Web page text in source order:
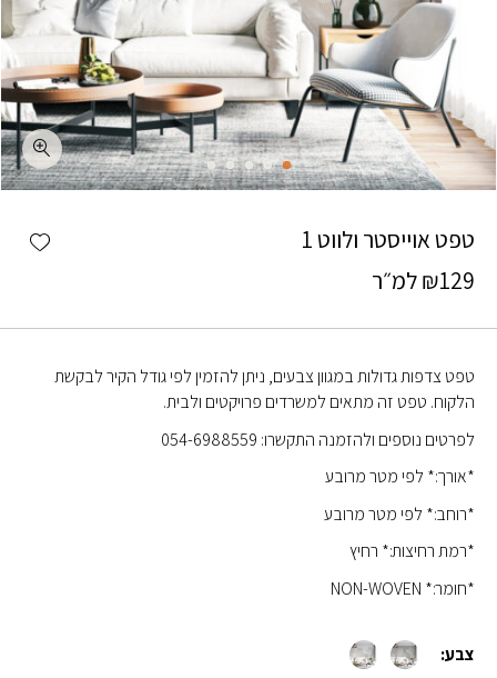
טפט אוייסטר ולווט 1
₪129 למ״ר
טפט צדפות גדולות במגוון צבעים, ניתן להזמין לפי גודל הקיר לבקשת
הלקוח. טפט זה מתאים למשרדים פרויקטים ולבית.
לפרטים נוספים ולהזמנה התקשרו: 054-6988559
*אורך:* לפי מטר מרובע
*רוחב:* לפי מטר מרובע
*רמת רחיצות:* רחיץ
*חומר:* NON-WOVEN
צבע: